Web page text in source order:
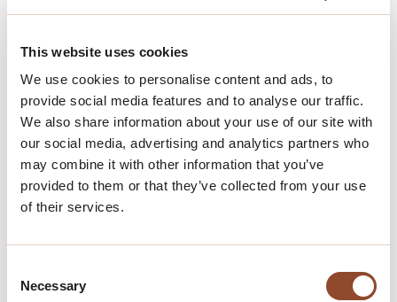
This website uses cookies
We use cookies to personalise content and ads, to
provide social media features and to analyse our traffic.
We also share information about your use of our site with
our social media, advertising and analytics partners who
may combine it with other information that you’ve
provided to them or that they’ve collected from your use
of their services.
Selection
Necessary
Terug naar het nieuwsoverzicht
Deel dit artikel